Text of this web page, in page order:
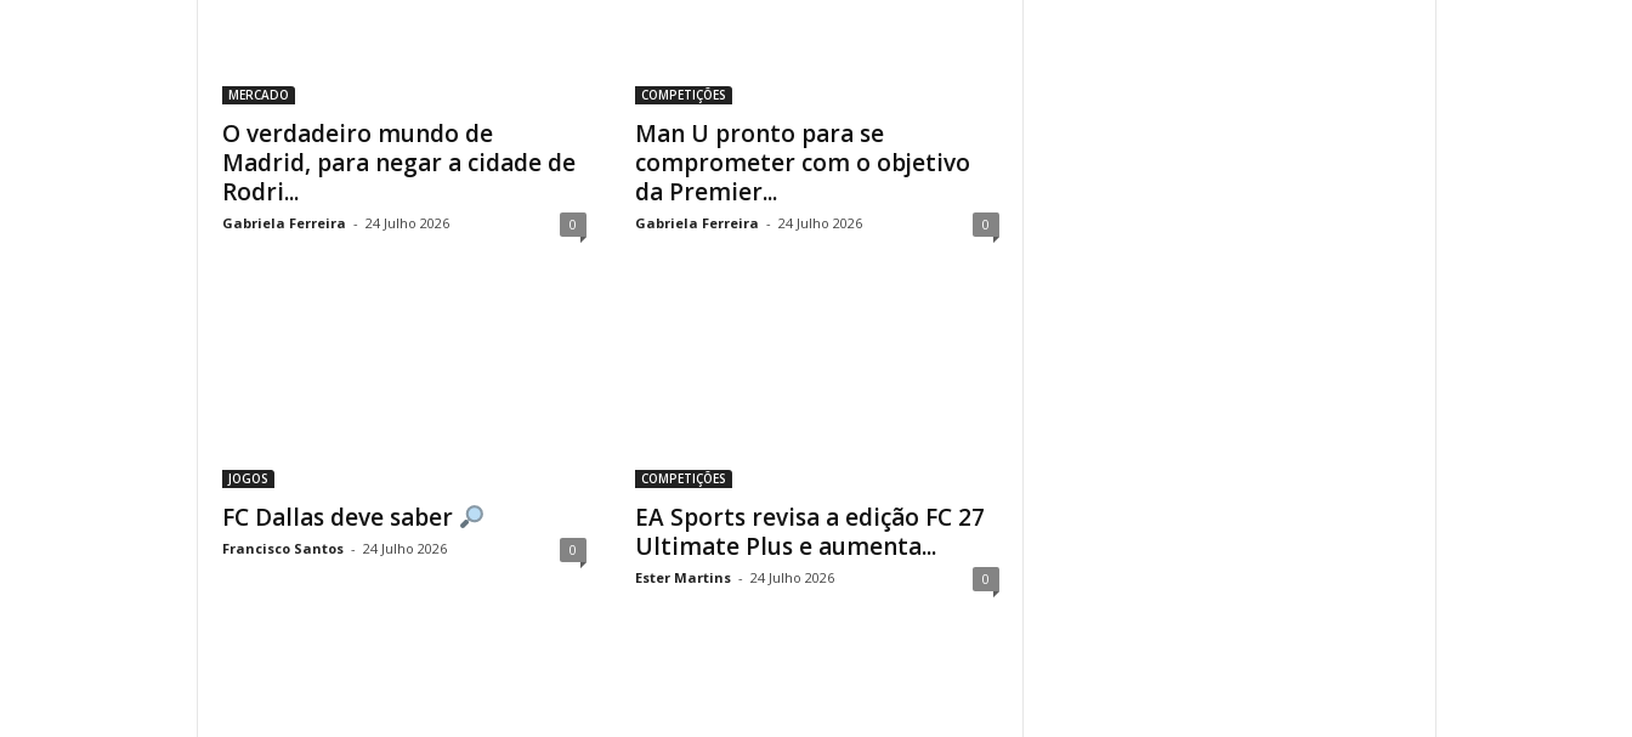
MERCADO
O verdadeiro mundo de
Madrid, para negar a cidade de
Rodri...
Gabriela Ferreira - 24 Julho 2026 0
COMPETIÇÕES
Man U pronto para se
comprometer com o objetivo
da Premier...
Gabriela Ferreira - 24 Julho 2026 0
JOGOS
FC Dallas deve saber
Francisco Santos - 24 Julho 2026 0
COMPETIÇÕES
EA Sports revisa a edição FC 27
Ultimate Plus e aumenta...
Ester Martins - 24 Julho 2026 0